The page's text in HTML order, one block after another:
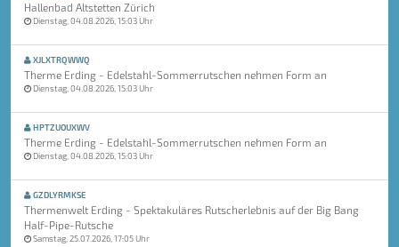
Hallenbad Altstetten Zürich
Dienstag, 04.08.2026, 15:03 Uhr
XJLXTRQWWQ
Therme Erding - Edelstahl-Sommerrutschen nehmen Form an
Dienstag, 04.08.2026, 15:03 Uhr
HPTZUOUXWV
Therme Erding - Edelstahl-Sommerrutschen nehmen Form an
Dienstag, 04.08.2026, 15:03 Uhr
GZDLYRMKSE
Thermenwelt Erding - Spektakuläres Rutscherlebnis auf der Big Bang
Half-Pipe-Rutsche
Samstag, 25.07.2026, 17:05 Uhr